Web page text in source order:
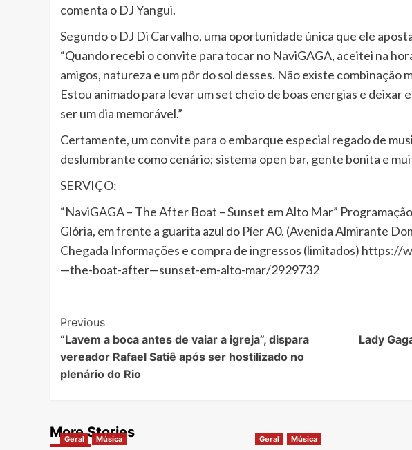
comenta o DJ Yangui.
Segundo o DJ Di Carvalho, uma oportunidade única que ele
“Quando recebi o convite para tocar no NaviGAGA, aceitei na
amigos, natureza e um pôr do sol desses. Não existe combinação
Estou animado para levar um set cheio de boas energias e deixar
ser um dia memorável.”
Certamente, um convite para o embarque especial regado de
deslumbrante como cenário; sistema open bar, gente bonita e
SERVIÇO:
“NaviGAGA – The After Boat – Sunset em Alto Mar”
Glória, em frente a guarita azul do Píer A0. (Avenida Almirante
Chegada Informações e compra de ingressos (limitados)
—the-boat-after—sunset-em-alto-mar/2929732
Post
Navigation
Previous
“Lavem a boca antes de vaiar a igreja”, dispara
vereador Rafael Satiê após ser hostilizado no
plenário do Rio
Lady
More Stories
Geral Música Geral Música